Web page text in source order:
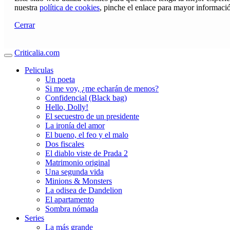
nuestra política de cookies, pinche el enlace para mayor
Cerrar
Criticalia.com
Peliculas
Un poeta
Si me voy, ¿me echarán de menos?
Confidencial (Black bag)
Hello, Dolly!
El secuestro de un presidente
La ironía del amor
El bueno, el feo y el malo
Dos fiscales
El diablo viste de Prada 2
Matrimonio original
Una segunda vida
Minions & Monsters
La odisea de Dandelion
El apartamento
Sombra nómada
Series
La más grande